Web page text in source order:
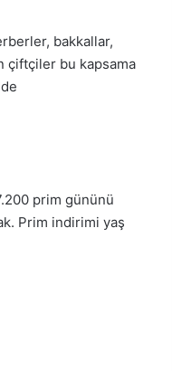
bakkallar,
çiftçiler bu kapsama
prim gününü
Prim indirimi yaş